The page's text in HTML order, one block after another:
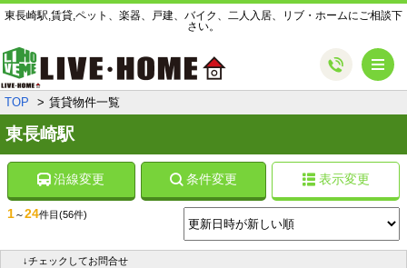
東長崎駅,賃貸,ペット、楽器、戸建、バイク、二人入居、リブ・ホームにご相談下
さい。
TOP 賃貸物件一覧
東長崎駅
沿線変更 条件変更 表示変更
1～24件目 (56件)
↓チェックしてお問合せ